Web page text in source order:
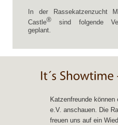
In der Rassekatzenzucht
Castle® sind folgende
geplant.
Katzenfreunde
e.V. anschauen. Die
freuen uns auf ein